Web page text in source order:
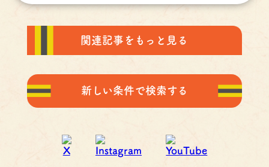
関連記事をもっと見る
新しい条件で検索する